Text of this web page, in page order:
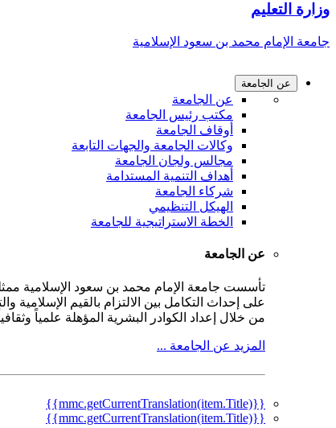
وزارة التعليم
جامعة الإمام محمد بن سعود الإسلامية
عن الجامعة
عن الجامعة
مكتب رئيس الجامعة
أوقاف الجامعة
وكالات الجامعة والجهات التابعة
مجالس ولجان الجامعة
أهداف التنمية المستدامة
شركاء الجامعة
الهيكل التنظيمي
الخطة الاستراتيجية للجامعة
عن الجامعة
على إحداث التكامل بين الالتزام بالقيم
من خلال إعداد الكوادر البشرية المؤهلة علمياً
المزيد عن الجامعة ...
{{mmc.getCurrentTranslation(item.Title)}}
{{mmc.getCurrentTranslation(item.Title)}}